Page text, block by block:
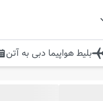
بلیط هواپیما دبی به آتن